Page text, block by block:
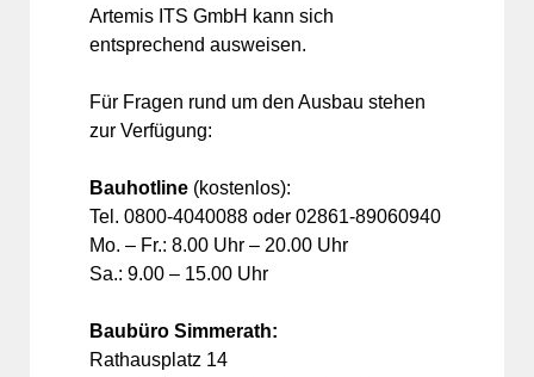
Artemis ITS GmbH kann sich
entsprechend ausweisen.
Für Fragen rund um den Ausbau stehen
zur Verfügung:
Bauhotline (kostenlos):
Tel. 0800-4040088 oder 02861-89060940
Mo. – Fr.: 8.00 Uhr – 20.00 Uhr
Sa.: 9.00 – 15.00 Uhr
Baubüro Simmerath:
Rathausplatz 14